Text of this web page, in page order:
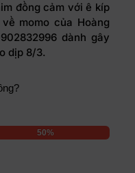
đồng cảm với ê kíp
momo của Hoàng
dành gây
dịp 8/3.
50%